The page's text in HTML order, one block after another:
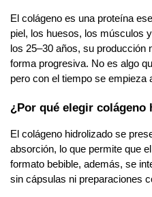
El colágeno es una proteína
piel, los huesos, los músculos
los 25–30 años, su producción
forma progresiva. No es algo
pero con el tiempo se empieza
¿Por qué elegir
El colágeno hidrolizado se
absorción, lo que permite que
formato bebible, además, se
sin cápsulas ni preparaciones